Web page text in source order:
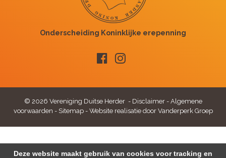
© 2026 Vereniging Duitse Herder - Disclaimer- Algemene
voorwaarden - Sitemap- Website realisatie door Vanderperk Groep
Deze website maakt gebruik van cookies voor tracking en